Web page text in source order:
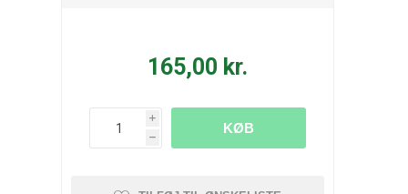
165,00 kr.
i
h
KØB